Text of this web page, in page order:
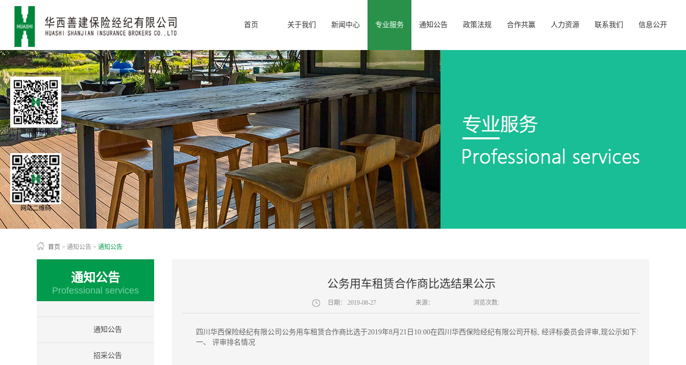
首页 关于我们 新闻中心 专业服务 通知公告 政策法规 合作共赢 人力资源 联系我们 信息公开
首页 > 通知公告 > 通知公告
通知公告
Professional services
通知公告
招采公告
公务用车租赁合作商比选结果公示
日期： 2019-08-27 来源： 浏览次数:
四川华西保险经纪有限公司公务用车租赁合作商比选于2019年8月21日10:00在四川华西保险经纪有限公司开标, 经评标委员会评审,现公示如下:
一、 评审排名情况
网站二维码
微信公众号